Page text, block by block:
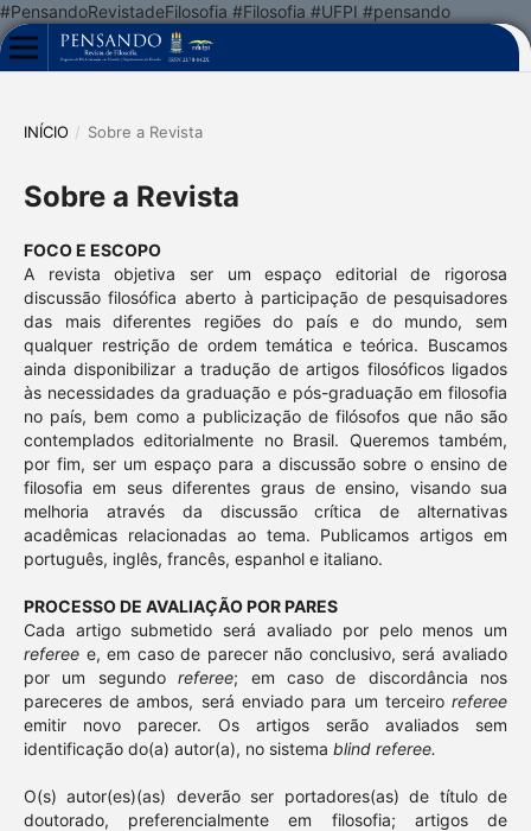
#PensandoRevistadeFilosofia #Filosofia #UFPI #pensando
INÍCIO / Sobre a Revista
Sobre a Revista
FOCO E ESCOPO
A revista objetiva ser um espaço editorial de rigorosa
discussão filosófica aberto à participação de pesquisadores
das mais diferentes regiões do país e do mundo, sem
qualquer restrição de ordem temática e teórica. Buscamos
ainda disponibilizar a tradução de artigos filosóficos ligados
às necessidades da graduação e pós-graduação em filosofia
no país, bem como a publicização de filósofos que não são
contemplados editorialmente no Brasil. Queremos também,
por fim, ser um espaço para a discussão sobre o ensino de
filosofia em seus diferentes graus de ensino, visando sua
melhoria através da discussão crítica de alternativas
acadêmicas relacionadas ao tema. Publicamos artigos em
português, inglês, francês, espanhol e italiano.
PROCESSO DE AVALIAÇÃOPOR PARES
Cada artigo submetido será avaliado por pelo menos um
refereee, em caso de parecer não conclusivo, será avaliado
por um segundoreferee; em caso de discordância nos
pareceres de ambos, será enviado para um terceiroreferee
emitir novo parecer. Os artigos serão avaliados sem
identificação do(a) autor(a), no sistema blind referee.
O(s) autor(es)(as) deverão ser portadores(as) de título de
doutorado, preferencialmente em filosofia; artigos de